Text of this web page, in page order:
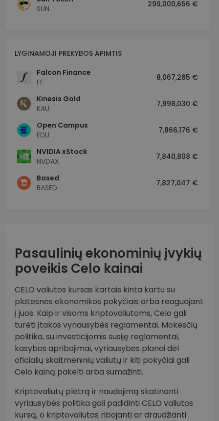
SUN
299,000,656 €
LYGINAMOJI PREKYBOS APIMTIS
Falcon Finance
FF
8,067,265 €
Kinesis Gold
KAU
7,998,030 €
Open Campus
EDU
7,866,176 €
NVIDIA xStock
NVDAX
7,840,808 €
Based
BASED
7,827,047 €
Pasaulinių ekonominių įvykių
poveikis Celo kainai
CELO valiutos kursas kartais kinta kartu su
platesnės ekonomikos pokyčiais arba reaguojant
į juos. Kaip ir visoms kriptovaliutoms, Celo gali
turėti įtakos vyriausybės reglamentai. Mokesčių
politika, su investicijomis susiję reglamentai,
kasybos apribojimai, vyriausybės planai dėl
oficialių skaitmeninių valiutų ir kiti pokyčiai gali
Celo kainą pakelti arba sumažinti.
Kriptovaliutų plėtrą ir naudojimą skatinanti
vyriausybės politika gali padidinti CELO valiutos
kursą, o kriptovaliutas ribojanti ar draudžianti